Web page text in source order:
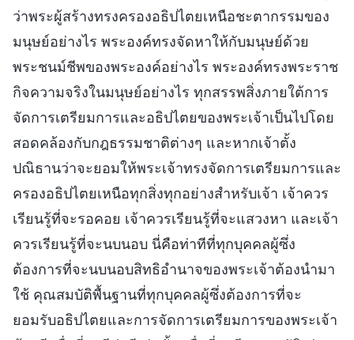
ว่าพระผู้สร้างทรงครองอธิปไตยเหนือชะตากรรมของ
มนุษย์อย่างไร พระองค์ทรงจัดหาให้กับมนุษย์ด้วย
พระชนม์ชีพของพระองค์อย่างไร พระองค์ทรงพระราช
กิจความจริงในมนุษย์อย่างไร ทุกสรรพสิ่งภายใต้การ
จัดการเตรียมการและอธิปไตยของพระเจ้าเป็นไปโดย
สอดคล้องกับกฎธรรมชาติต่างๆ และหากเจ้าตั้ง
ปณิธานว่าจะยอมให้พระเจ้าทรงจัดการเตรียมการและ
ครองอธิปไตยเหนือทุกสิ่งทุกอย่างสำหรับเจ้า เจ้าควร
เรียนรู้ที่จะรอคอย เจ้าควรเรียนรู้ที่จะแสวงหา และเจ้า
ควรเรียนรู้ที่จะนบนอบ นี่คือท่าทีที่ทุกบุคคลผู้ซึ่ง
ต้องการที่จะนบนอบสิทธิอำนาจของพระเจ้าต้องนำมา
ใช้ คุณสมบัติพื้นฐานที่ทุกบุคคลผู้ซึ่งต้องการที่จะ
ยอมรับอธิปไตยและการจัดการเตรียมการของพระเจ้า